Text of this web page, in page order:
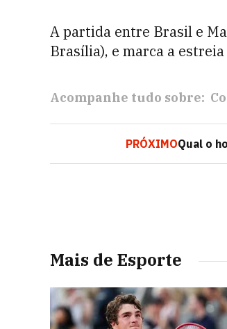
A partida entre Brasil e
Brasília), e marca a
Acompanhe tudo sobre:
PRÓXIMOQual o
Mais de Esporte